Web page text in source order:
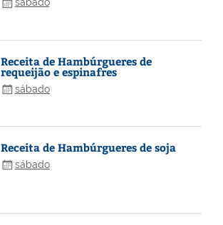
sábado
Receita de Hambúrgueres de
requeijão e espinafres
sábado
Receita de Hambúrgueres de soja
sábado